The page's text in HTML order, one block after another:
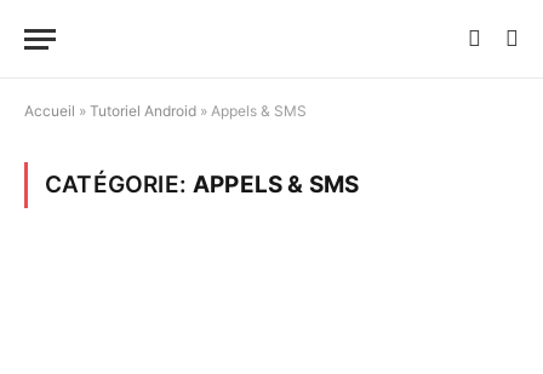
Accueil » Tutoriel Android » Appels & SMS
CATÉGORIE:APPELS & SMS